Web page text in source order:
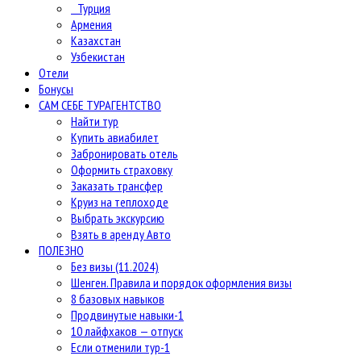
Турция
Армения
Казахстан
Узбекистан
Отели
Бонусы
САМ СЕБЕ ТУРАГЕНТСТВО
Найти тур
Купить авиабилет
Забронировать отель
Оформить страховку
Заказать трансфер
Круиз на теплоходе
Выбрать экскурсию
Взять в аренду Авто
ПОЛЕЗНО
Без визы (11.2024)
Шенген. Правила и порядок оформления визы
8 базовых навыков
Продвинутые навыки-1
10 лайфхаков — отпуск
Если отменили тур-1